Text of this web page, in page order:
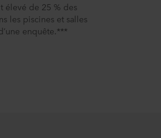
élevé de 25 % des
les piscines et salles
enquête.***